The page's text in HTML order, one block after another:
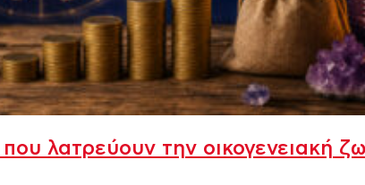
λατρεύουν την οικογενειακή